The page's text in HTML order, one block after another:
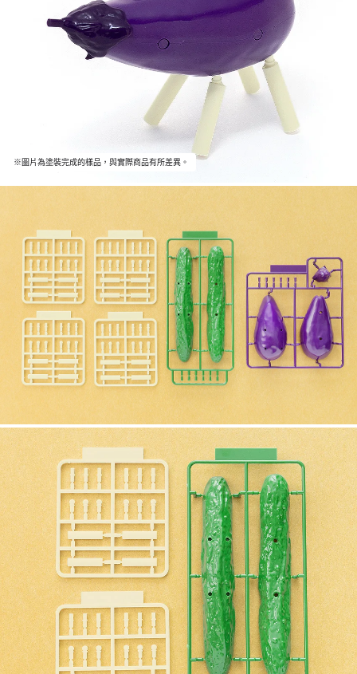
※圖片為塗裝完成的樣品，與實際商品有所差異。